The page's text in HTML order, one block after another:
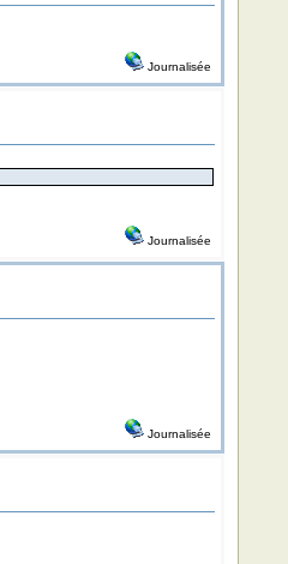
Journalisée
Journalisée
Journalisée